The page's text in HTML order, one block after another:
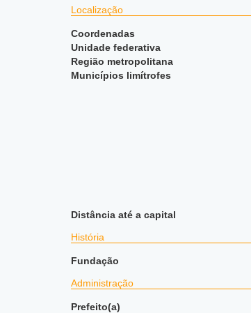
Localização
Coordenadas
Unidade federativa
Região metropolitana
Municípios limítrofes
Distância até a capital
História
Fundação
Administração
Prefeito(a)